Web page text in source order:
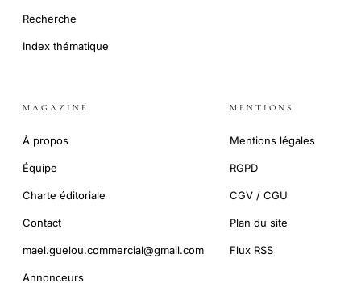
Recherche
Index thématique
MAGAZINE
À propos
Équipe
Charte éditoriale
Contact
mael.guelou.commercial@gmail.com
Annonceurs
MENTIONS
Mentions légales
RGPD
CGV / CGU
Plan du site
Flux RSS